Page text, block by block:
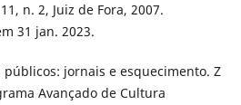
n. 2, Juiz de Fora, 2007.
31 jan. 2023.
públicos: jornais e esquecimento. Z
Avançado de Cultura